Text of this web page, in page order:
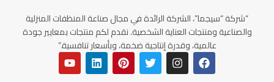
“شركة “سيجما”، الشركة الرائدة في مجال صناعة المنظفات المنزلية
والصناعية ومنتجات العناية الشخصية. نقدم لكم منتجات بمعايير جودة
عالمية، وقدرة إنتاجية ضخمة، وبأسعار تنافسية.”